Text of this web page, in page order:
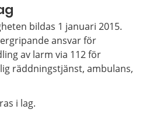
bildas 1 januari 2015.
ansvar för
av larm via 112 för
räddningstjänst, ambulans,
i lag.